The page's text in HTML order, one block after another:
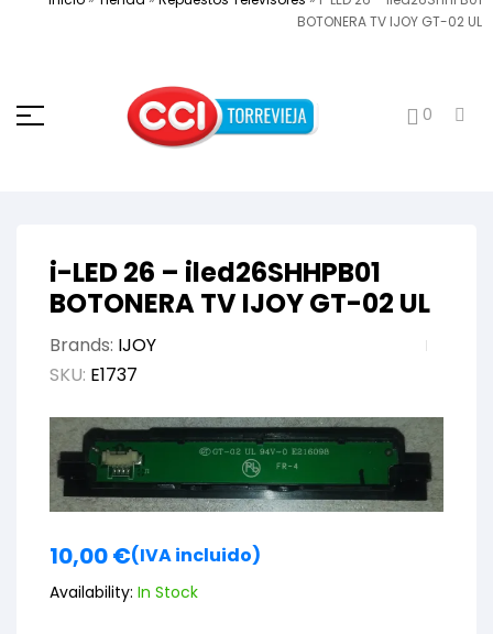
BOTONERA TV IJOY GT-02 UL
0
i-LED 26 – iled26SHHPB01
BOTONERA TV IJOY GT-02 UL
Brands: IJOY
SKU: E1737
10,00€(IVA incluido)
Availability: In Stock